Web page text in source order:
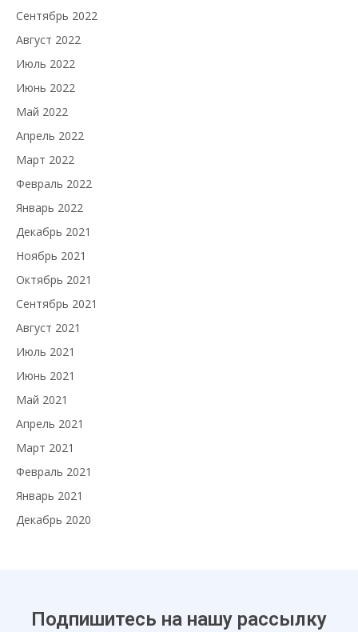
Сентябрь 2022
Август 2022
Июль 2022
Июнь 2022
Май 2022
Апрель 2022
Март 2022
Февраль 2022
Январь 2022
Декабрь 2021
Ноябрь 2021
Октябрь 2021
Сентябрь 2021
Август 2021
Июль 2021
Июнь 2021
Май 2021
Апрель 2021
Март 2021
Февраль 2021
Январь 2021
Декабрь 2020
Подпишитесь на нашу рассылку